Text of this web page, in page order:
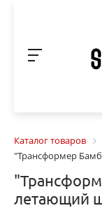
Каталог товаров
"Трансформер
летающий